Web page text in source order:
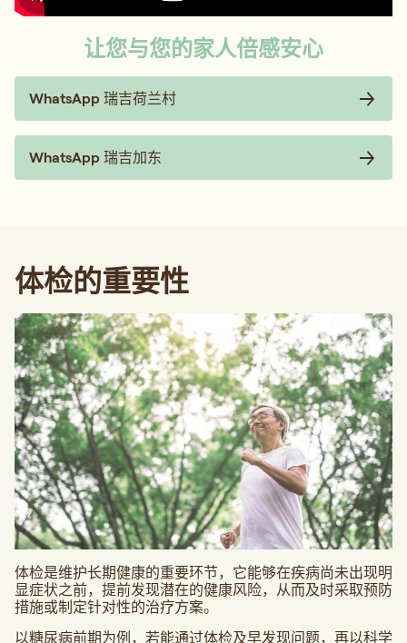
让您与您的家人倍感安心
WhatsApp 瑞吉荷兰村
WhatsApp 瑞吉加东
体检的重要性
体检是维护长期健康的重要环节，它能够在疾病尚未出现明
显症状之前，提前发现潜在的健康风险，从而及时采取预防
措施或制定针对性的治疗方案。
以糖尿病前期为例，若能通过体检及早发现问题，再以科学